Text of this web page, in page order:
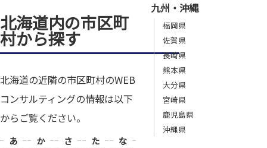
北海道内の市区町
村から探す
北海道の近隣の市区町村のWEB
コンサルティングの情報は以下
からご覧ください。
あ
か さ
た
な
九州・沖縄
福岡県
佐賀県
長崎県
熊本県
大分県
宮崎県
鹿児島県
沖縄県